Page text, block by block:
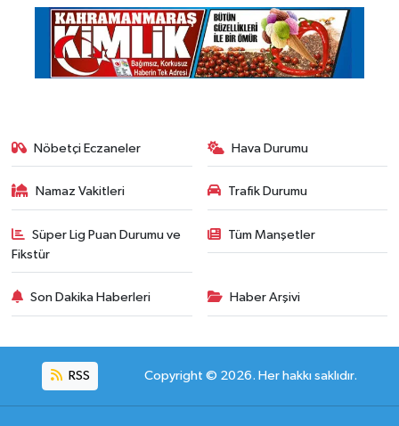
Nöbetçi Eczaneler Hava Durumu
Namaz Vakitleri Trafik Durumu
Süper Lig Puan Durumu ve
Fikstür
Tüm Manşetler
Son Dakika Haberleri Haber Arşivi
RSS Copyright © 2026. Her hakkı saklıdır.